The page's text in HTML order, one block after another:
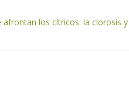
los cítricos: la clorosis
confirman una cosecha
alimentos de origen
la activación del